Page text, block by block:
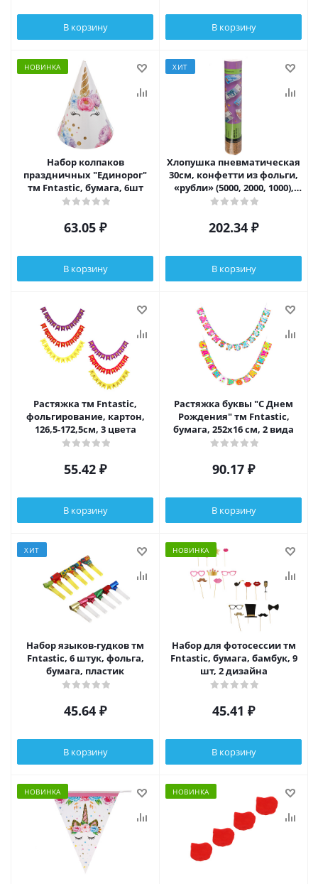
В корзину В корзину
НОВИНКА
Набор колпаков
праздничных "Единорог"
тм Fntastic, бумага, 6шт
63.05 ₽
В корзину
ХИТ
Хлопушка пневматическая
30см, конфетти из фольги,
«рубли» (5000, 2000, 1000),
золотой
202.34 ₽
В корзину
Растяжка тм Fntastic,
фольгирование, картон,
126,5-172,5см, 3 цвета
55.42 ₽
В корзину
Растяжка буквы "С Днем
Рождения" тм Fntastic,
бумага, 252х16 см, 2 вида
90.17 ₽
В корзину
ХИТ
Набор языков-гудков тм
Fntastic, 6 штук, фольга,
бумага, пластик
45.64 ₽
В корзину
НОВИНКА
Набор для фотосессии тм
Fntastic, бумага, бамбук, 9
шт, 2 дизайна
45.41 ₽
В корзину
НОВИНКА НОВИНКА